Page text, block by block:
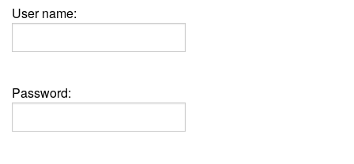
User name:
Password: